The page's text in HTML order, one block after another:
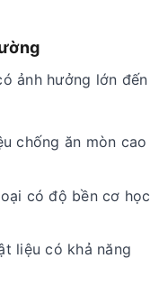
ảnh hưởng lớn đến
chống ăn mòn cao
có độ bền cơ học
liệu có khả năng